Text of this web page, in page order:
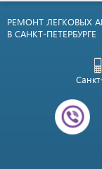
РЕМОНТ ЛЕГКОВЫХ
В САНКТ-ПЕТЕРБУРГЕ